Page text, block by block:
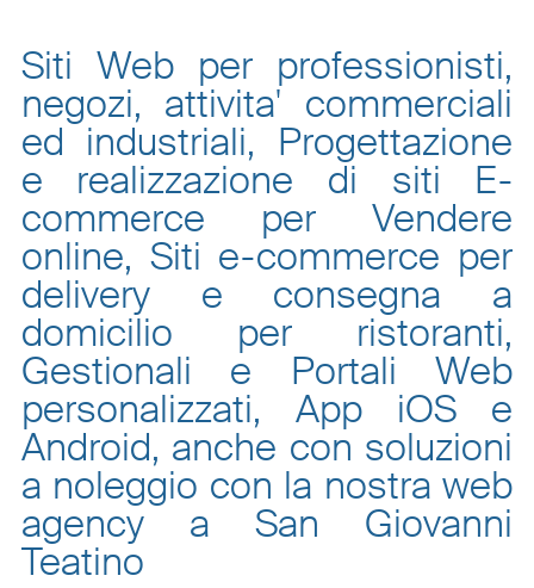
Siti Web per professionisti,
negozi, attivita' commerciali
ed industriali, Progettazione
e realizzazione di siti E-
commerce per Vendere
online, Siti e-commerce per
delivery e consegna a
domicilio per ristoranti,
Gestionali e Portali Web
personalizzati, App iOS e
Android, anche con soluzioni
a noleggio con la nostra web
agency a San Giovanni
Teatino